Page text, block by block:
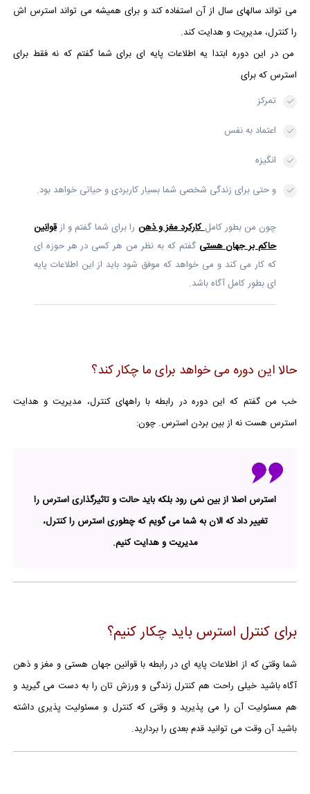
می تواند سالهای سال از آن استفاده کند و برای همیشه می تواند استرس اش
را کنترل، مدیریت و هدایت کند.
من در این دوره ابتدا یه اطلاعات پایه ای برای شما گفتم که نه فقط برای
استرس که برای
تمرکز
اعتماد به نفس
انگیزه
و حتی برای زندگی شخصی شما بسیار کاربردی و حیاتی خواهد بود.
چون من بطور کاملکارکرد مغز و ذهن را برای شما گفتم و ازقوانین
حاکم بر جهان هستی گفتم که به نظر من هر کسی در هر حوزه ای
که کار می کند و می خواهد که موفق شود باید از این اطلاعات پایه
ای بطور کامل آگاه باشد.
حالا این دوره می خواهد برای ما چکار کند؟
خب من گفتم که این دوره در رابطه با راههای کنترل، مدیریت و هدایت
استرس هست نه از بین بردن استرس. چون:
استرس اصلا از بین نمی رود بلکه باید حالت و تاثیرگذاری استرس را
تغییر داد که الان به شما می گویم که چطوری استرس را کنترل،
مدیریت و هدایت کنیم.
برای کنترل استرس باید چکار کنیم؟
شما وقتی که از اطلاعات پایه ای در رابطه با قوانین جهان هستی و مغز و ذهن
آگاه باشید خیلی راحت هم کنترل زندگی و ورزش تان را به دست می گیرید و
هم مسئولیت آن را می پذیرید و وقتی که کنترل و مسئولیت پذیری داشته
باشید آن وقت می توانید قدم بعدی را بردارید.